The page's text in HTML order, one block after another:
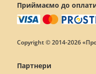
Приймаємо до
Copyright © 2014-2026
Партнери